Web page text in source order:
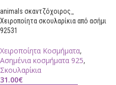
animals σκαντζόχοιρος_
Χειροποίητα σκουλαρίκια από ασήμι
92531
Χειροποίητα Κοσμήματα,
Ασημένια κοσμήματα 925,
Σκουλαρίκια
31.00€